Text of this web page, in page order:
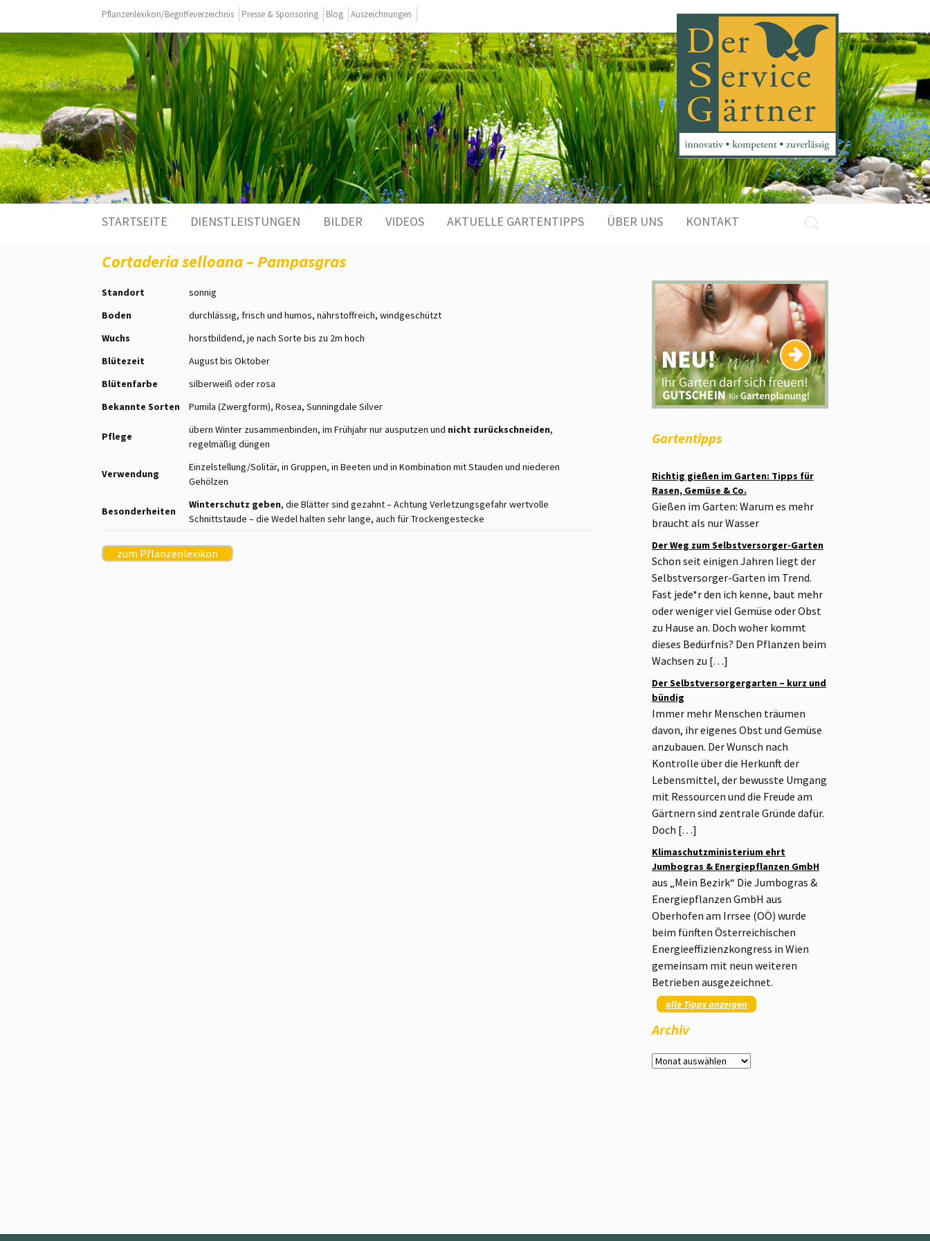
Pflanzenlexikon/Begriffeverzeichnis Presse & Sponsoring Blog Auszeichnungen
Inhalt
STARTSEITE DIENSTLEISTUNGEN BILDER VIDEOS AKTUELLE GARTENTIPPS ÜBER UNS KONTAKT
Cortaderia selloana – Pampasgras
Standort
sonnig
Boden
durchlässig, frisch und humos, nährstoffreich, windgeschützt
Wuchs
horstbildend, je nach Sorte bis zu 2m hoch
Blütezeit
August bis Oktober
Blütenfarbe
silberweiß oder rosa
Bekannte Sorten
Pumila (Zwergform), Rosea, Sunningdale Silver
Pflege
übern Winter zusammenbinden, im Frühjahr nur ausputzen und nicht zurückschneiden,
regelmäßig düngen
Verwendung
Einzelstellung/Solitär, in Gruppen, in Beeten und in Kombination mit Stauden und niederen
Gehölzen
Besonderheiten
Winterschutz geben, die Blätter sind gezahnt – Achtung Verletzungsgefahr wertvolle
Schnittstaude – die Wedel halten sehr lange, auch für Trockengestecke
zum Pflanzenlexikon
Gartentipps
Richtig gießen im Garten: Tipps für
Rasen, Gemüse & Co.
Gießen im Garten: Warum es mehr
braucht als nur Wasser
Der Weg zum Selbstversorger-Garten
Schon seit einigen Jahren liegt der
Selbstversorger-Garten im Trend.
Fast jede*r den ich kenne, baut mehr
oder weniger viel Gemüse oder Obst
zu Hause an. Doch woher kommt
dieses Bedürfnis? Den Pflanzen beim
Wachsen zu […]
Der Selbstversorgergarten – kurz und
bündig
Immer mehr Menschen träumen
davon, ihr eigenes Obst und Gemüse
anzubauen. Der Wunsch nach
Kontrolle über die Herkunft der
Lebensmittel, der bewusste Umgang
mit Ressourcen und die Freude am
Gärtnern sind zentrale Gründe dafür.
Doch […]
Klimaschutzministerium ehrt
Jumbogras & Energiepflanzen GmbH
aus „Mein Bezirk“ Die Jumbogras &
Energiepflanzen GmbH aus
Oberhofen am Irrsee (OÖ) wurde
beim fünften Österreichischen
Energieeffizienzkongress in Wien
gemeinsam mit neun weiteren
Betrieben ausgezeichnet.
alle Tipps anzeigen
Archiv
Archiv